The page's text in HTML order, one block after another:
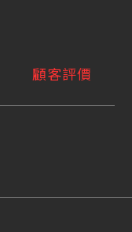
顧客評價